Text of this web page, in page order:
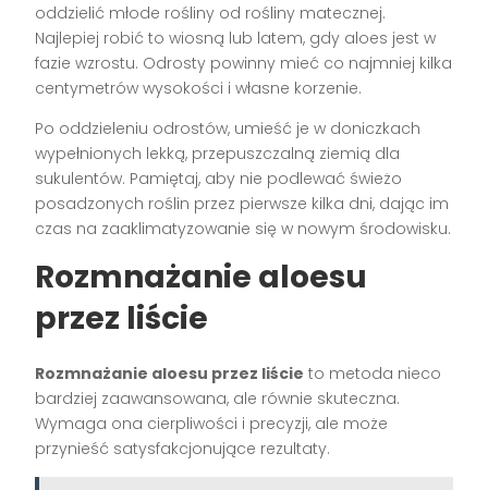
oddzielić młode rośliny od rośliny matecznej.
Najlepiej robić to wiosną lub latem, gdy aloes jest w
fazie wzrostu. Odrosty powinny mieć co najmniej kilka
centymetrów wysokości i własne korzenie.
Po oddzieleniu odrostów, umieść je w doniczkach
wypełnionych lekką, przepuszczalną ziemią dla
sukulentów. Pamiętaj, aby nie podlewać świeżo
posadzonych roślin przez pierwsze kilka dni, dając im
czas na zaaklimatyzowanie się w nowym środowisku.
Rozmnażanie aloesu
przez liście
Rozmnażanie aloesu przez liście to metoda nieco
bardziej zaawansowana, ale równie skuteczna.
Wymaga ona cierpliwości i precyzji, ale może
przynieść satysfakcjonujące rezultaty.